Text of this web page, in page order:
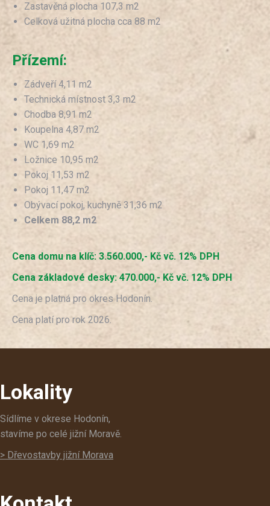
Zastavěná plocha 107,3 m2
Celková užitná plocha cca 88 m2
Přízemí:
Zádveří 4,11 m2
Technická místnost 3,3 m2
Chodba 8,91 m2
Koupelna 4,87 m2
WC 1,69 m2
Ložnice 10,95 m2
Pokoj 11,53 m2
Pokoj 11,47 m2
Obývací pokoj, kuchyně 31,36 m2
Celkem 88,2 m2
Cena domu na klíč: 3.560.000,- Kč vč. 12% DPH
Cena základové desky: 470.000,- Kč vč. 12% DPH
Cena je platná pro okres Hodonín.
Cena platí pro rok 2026.
Lokality
Sídlíme v okrese Hodonín,
stavíme po celé jižní Moravě.
> Dřevostavby jižní Morava